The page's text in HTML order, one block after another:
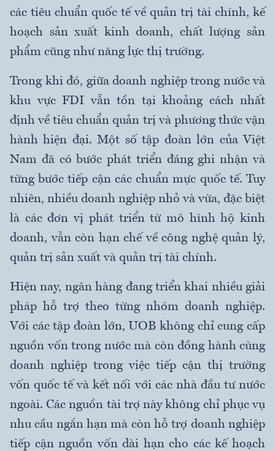
các tiêu chuẩn quốc tế về quản trị tài chính, kế
hoạch sản xuất kinh doanh, chất lượng sản
phẩm cũng như năng lực thị trường.
Trong khi đó, giữa doanh nghiệp trong nước và
khu vực FDI vẫn tồn tại khoảng cách nhất
định về tiêu chuẩn quản trị và phương thức vận
hành hiện đại. Một số tập đoàn lớn của Việt
Nam đã có bước phát triển đáng ghi nhận và
từng bước tiếp cận các chuẩn mực quốc tế. Tuy
nhiên, nhiều doanh nghiệp nhỏ và vừa, đặc biệt
là các đơn vị phát triển từ mô hình hộ kinh
doanh, vẫn còn hạn chế về công nghệ quản lý,
quản trị sản xuất và quản trị tài chính.
Hiện nay, ngân hàng đang triển khai nhiều giải
pháp hỗ trợ theo từng nhóm doanh nghiệp.
Với các tập đoàn lớn, UOB không chỉ cung cấp
nguồn vốn trong nước mà còn đồng hành cùng
doanh nghiệp trong việc tiếp cận thị trường
vốn quốc tế và kết nối với các nhà đầu tư nước
ngoài. Các nguồn tài trợ này không chỉ phục vụ
nhu cầu ngắn hạn mà còn hỗ trợ doanh nghiệp
tiếp cận nguồn vốn dài hạn cho các kế hoạch